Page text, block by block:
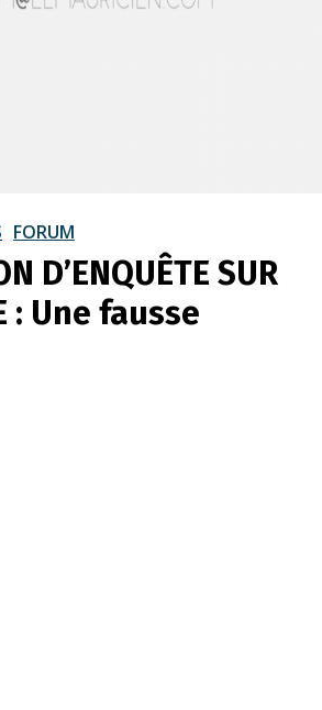
FORUM
D’ENQUÊTE SUR
: Une fausse